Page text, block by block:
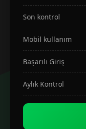
Son kontrol
Mobil kullanım
Başarılı Giriş
Aylık Kontrol